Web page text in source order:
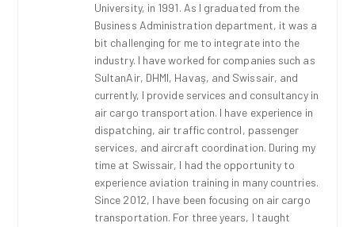
University, in 1991. As I graduated from the
Business Administration department, it was a
bit challenging for me to integrate into the
industry. I have worked for companies such as
SultanAir, DHMI, Havaş, and Swissair, and
currently, I provide services and consultancy in
air cargo transportation. I have experience in
dispatching, air traffic control, passenger
services, and aircraft coordination. During my
time at Swissair, I had the opportunity to
experience aviation training in many countries.
Since 2012, I have been focusing on air cargo
transportation. For three years, I taught